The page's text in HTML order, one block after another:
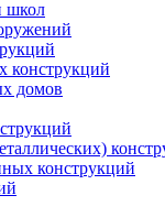
школ
конструкций
домов
конструкций